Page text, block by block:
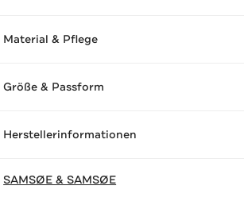
Material & Pflege
Größe & Passform
Herstellerinformationen
SAMSØE & SAMSØE